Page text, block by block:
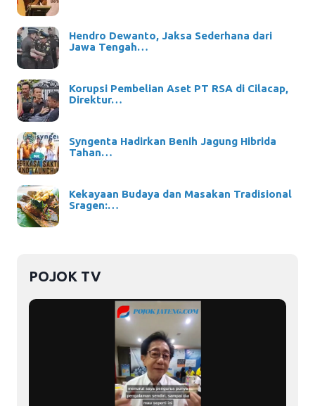
Hendro Dewanto, Jaksa Sederhana dari
Jawa Tengah…
Korupsi Pembelian Aset PT RSA di Cilacap,
Direktur…
Syngenta Hadirkan Benih Jagung Hibrida
Tahan…
Kekayaan Budaya dan Masakan Tradisional
Sragen:…
POJOK TV